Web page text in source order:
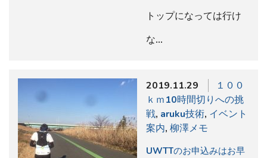
トップになっては行け
な…
2019.11.29
１００
ｋｍ10時間切りへの挑
戦, aruku技術, イベント
案内, 柳澤メモ
UWTTのお申込みはお早